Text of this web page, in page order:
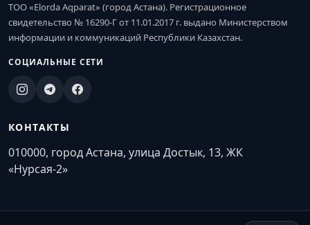
ТОО «Elorda Aqparat» (город Астана). Регистрационное
свидетельство № 16290-Г от 11.01.2017 г. выдано Министерством
информации и коммуникаций Республики Казахстан.
СОЦИАЛЬНЫЕ СЕТИ
КОНТАКТЫ
010000, город Астана, улица Достык, 13, ЖК
«Нурсая-2»